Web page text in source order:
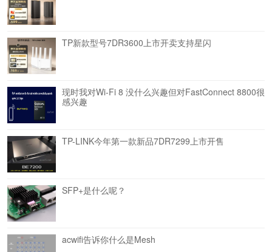
TP新款型号7DR3600上市开卖支持星闪
现时我对Wi-Fi 8 没什么兴趣但对FastConnect 8800很
感兴趣
TP-LINK今年第一款新品7DR7299上市开售
SFP+是什么呢？
acwifi告诉你什么是Mesh